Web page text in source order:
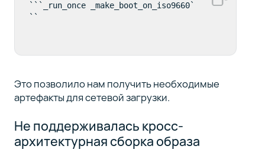
```_run_once _make_boot_on_iso9660`
``
Это позволило нам получить необходимые
артефакты для сетевой загрузки.
Не поддерживалась кросс-
архитектурная сборка образа